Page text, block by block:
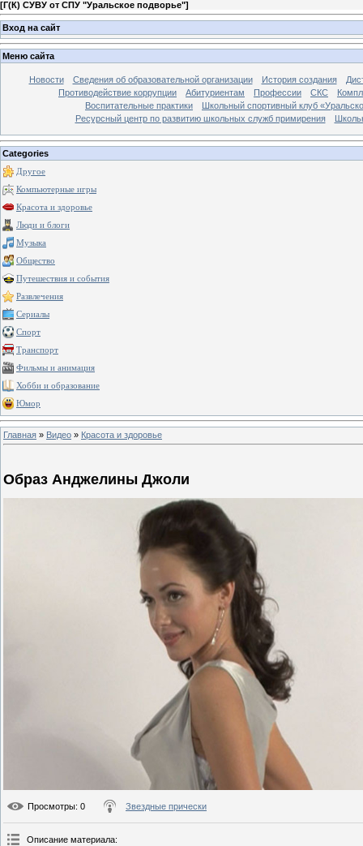
[Г(К) СУВУ от СПУ "Уральское подворье"]
Вход на сайт
Меню сайта
Новости Сведения об образовательной организации История создания
Противодействие коррупции
Абитуриентам Профессии СКС
Воспитательные практики
Школьный спортивный клуб
Ресурсный центр по развитию школьных служб примирения
Categories
Другое
Компьютерные игры
Красота и здоровье
Люди и блоги
Музыка
Общество
Путешествия и события
Развлечения
Сериалы
Спорт
Транспорт
Фильмы и анимация
Хобби и образование
Юмор
Главная » Видео » Красота и здоровье
Образ Анджелины Джоли
Просмотры: 0 Звездные прически
Описание материала: